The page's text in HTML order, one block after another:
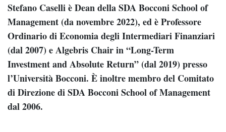
Stefano Caselli è Dean della SDA Bocconi School of
Management (da novembre 2022), ed è Professore
Ordinario di Economia degli Intermediari Finanziari
(dal 2007) e Algebris Chair in “Long-Term
Investment and Absolute Return” (dal 2019) presso
l’Università Bocconi. È inoltre membro del Comitato
di Direzione di SDA Bocconi School of Management
dal 2006.